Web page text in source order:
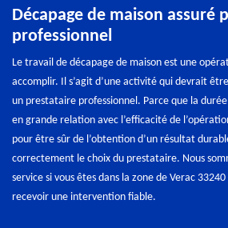
Décapage de maison assuré
professionnel
Le travail de décapage de maison est une
accomplir. Il s’agit d’une activité qui devrait
un prestataire professionnel. Parce que la
en grande relation avec l’efficacité de
pour être sûr de l’obtention d’un résultat
correctement le choix du prestataire. Nous
service si vous êtes dans la zone de Verac
recevoir une intervention fiable.